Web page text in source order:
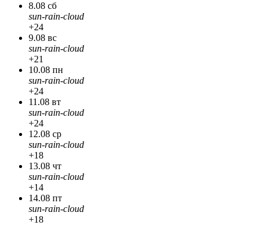
8.08 сб
sun-rain-cloud
+24
9.08 вс
sun-rain-cloud
+21
10.08 пн
sun-rain-cloud
+24
11.08 вт
sun-rain-cloud
+24
12.08 ср
sun-rain-cloud
+18
13.08 чт
sun-rain-cloud
+14
14.08 пт
sun-rain-cloud
+18